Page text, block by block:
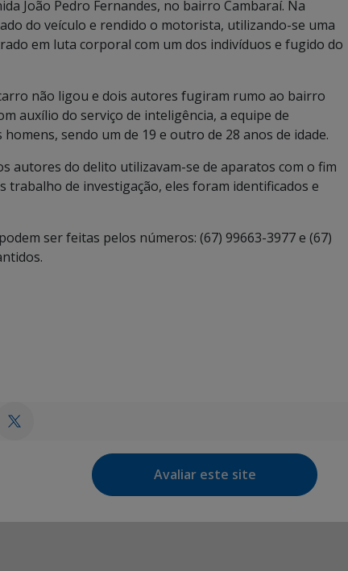
João Pedro Fernandes, no bairro Cambaraí. Na
do veículo e rendido o motorista, utilizando-se uma
em luta corporal com um dos indivíduos e fugido do
não ligou e dois autores fugiram rumo ao bairro
auxílio do serviço de inteligência, a equipe de
sendo um de 19 e outro de 28 anos de idade.
autores do delito utilizavam-se de aparatos com o fim
trabalho de investigação, eles foram identificados e
ser feitas pelos números: (67) 99663-3977 e (67)
Avaliar este site